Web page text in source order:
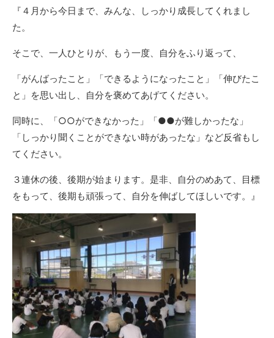
『４月から今日まで、みんな、しっかり成長してくれまし
た。
そこで、一人ひとりが、もう一度、自分をふり返って、
「がんばったこと」「できるようになったこと」「伸びたこ
と」を思い出し、自分を褒めてあげてください。
同時に、「○○ができなかった」「●●が難しかったな」
「しっかり聞くことができない時があったな」など反省もし
てください。
３連休の後、後期が始まります。是非、自分のめあて、目標
をもって、後期も頑張って、自分を伸ばしてほしいです。』